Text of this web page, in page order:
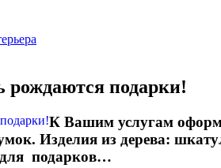
рождаются подарки!
К Вашим услугам
Изделия из дерева:
подарков…